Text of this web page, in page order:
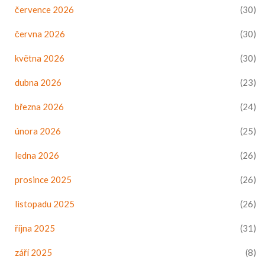
července 2026 (30)
června 2026 (30)
května 2026 (30)
dubna 2026 (23)
března 2026 (24)
února 2026 (25)
ledna 2026 (26)
prosince 2025 (26)
listopadu 2025 (26)
října 2025 (31)
září 2025 (8)